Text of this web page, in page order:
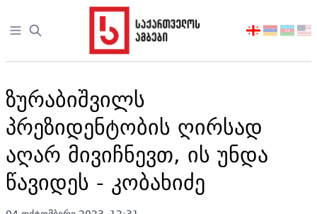
Open sidebar
აირჩიეთ
ზურაბიშვილს
პრეზიდენტობის ღირსად
აღარ მივიჩნევთ, ის უნდა
წავიდეს - კობახიძე